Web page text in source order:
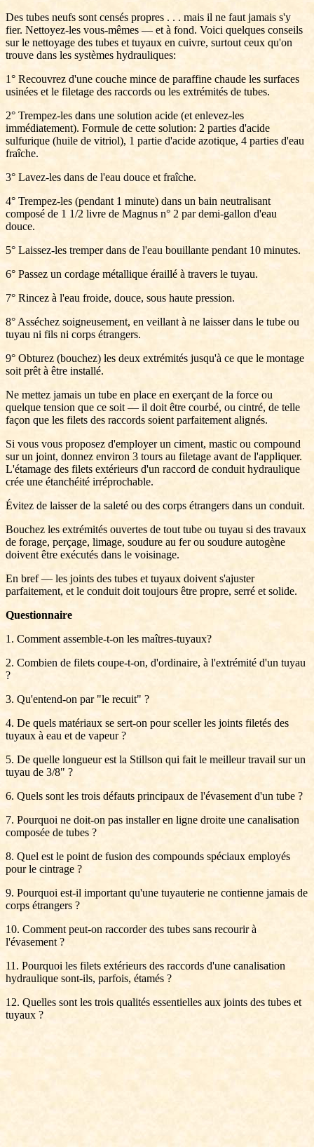
Des tubes neufs sont censés propres . . . mais il ne faut jamais s'y
fier. Nettoyez-les vous-mêmes — et à fond. Voici quelques conseils
sur le nettoyage des tubes et tuyaux en cuivre, surtout ceux qu'on
trouve dans les systèmes hydrauliques:
1° Recouvrez d'une couche mince de paraffine chaude les surfaces
usinées et le filetage des raccords ou les extrémités de tubes.
2° Trempez-les dans une solution acide (et enlevez-les
immédiatement). Formule de cette solution: 2 parties d'acide
sulfurique (huile de vitriol), 1 partie d'acide azotique, 4 parties d'eau
fraîche.
3° Lavez-les dans de l'eau douce et fraîche.
4° Trempez-les (pendant 1 minute) dans un bain neutralisant
composé de 1 1/2 livre de Magnus n° 2 par demi-gallon d'eau
douce.
5° Laissez-les tremper dans de l'eau bouillante pendant 10 minutes.
6° Passez un cordage métallique éraillé à travers le tuyau.
7° Rincez à l'eau froide, douce, sous haute pression.
8° Asséchez soigneusement, en veillant à ne laisser dans le tube ou
tuyau ni fils ni corps étrangers.
9° Obturez (bouchez) les deux extrémités jusqu'à ce que le montage
soit prêt à être installé.
Ne mettez jamais un tube en place en exerçant de la force ou
quelque tension que ce soit — il doit être courbé, ou cintré, de telle
façon que les filets des raccords soient parfaitement alignés.
Si vous vous proposez d'employer un ciment, mastic ou compound
sur un joint, donnez environ 3 tours au filetage avant de l'appliquer.
L'étamage des filets extérieurs d'un raccord de conduit hydraulique
crée une étanchéité irréprochable.
Évitez de laisser de la saleté ou des corps étrangers dans un conduit.
Bouchez les extrémités ouvertes de tout tube ou tuyau si des travaux
de forage, perçage, limage, soudure au fer ou soudure autogène
doivent être exécutés dans le voisinage.
En bref — les joints des tubes et tuyaux doivent s'ajuster
parfaitement, et le conduit doit toujours être propre, serré et solide.
Questionnaire
1. Comment assemble-t-on les maîtres-tuyaux?
2. Combien de filets coupe-t-on, d'ordinaire, à l'extrémité d'un tuyau
?
3. Qu'entend-on par "le recuit" ?
4. De quels matériaux se sert-on pour sceller les joints filetés des
tuyaux à eau et de vapeur ?
5. De quelle longueur est la Stillson qui fait le meilleur travail sur un
tuyau de 3/8" ?
6. Quels sont les trois défauts principaux de l'évasement d'un tube ?
7. Pourquoi ne doit-on pas installer en ligne droite une canalisation
composée de tubes ?
8. Quel est le point de fusion des compounds spéciaux employés
pour le cintrage ?
9. Pourquoi est-il important qu'une tuyauterie ne contienne jamais de
corps étrangers ?
10. Comment peut-on raccorder des tubes sans recourir à
l'évasement ?
11. Pourquoi les filets extérieurs des raccords d'une canalisation
hydraulique sont-ils, parfois, étamés ?
12. Quelles sont les trois qualités essentielles aux joints des tubes et
tuyaux ?